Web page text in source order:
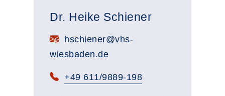
Dr. Heike Schiener
E-Mail:hschiener@vhs-
wiesbaden.de
Telefon:+49 611/9889-198